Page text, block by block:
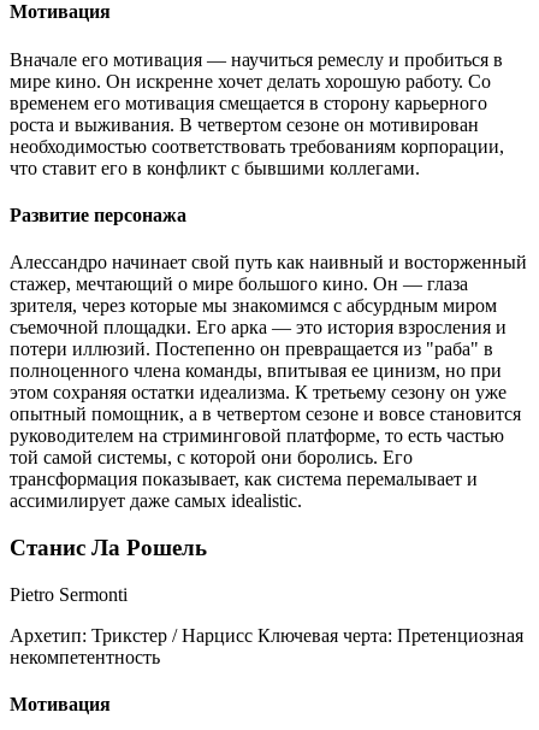
Мотивация
Вначале его мотивация — научиться ремеслу и пробиться в
мире кино. Он искренне хочет делать хорошую работу. Со
временем его мотивация смещается в сторону карьерного
роста и выживания. В четвертом сезоне он мотивирован
необходимостью соответствовать требованиям корпорации,
что ставит его в конфликт с бывшими коллегами.
Развитие персонажа
Алессандро начинает свой путь как наивный и восторженный
стажер, мечтающий о мире большого кино. Он — глаза
зрителя, через которые мы знакомимся с абсурдным миром
съемочной площадки. Его арка — это история взросления и
потери иллюзий. Постепенно он превращается из "раба" в
полноценного члена команды, впитывая ее цинизм, но при
этом сохраняя остатки идеализма. К третьему сезону он уже
опытный помощник, а в четвертом сезоне и вовсе становится
руководителем на стриминговой платформе, то есть частью
той самой системы, с которой они боролись. Его
трансформация показывает, как система перемалывает и
ассимилирует даже самых idealistic.
Станис Ла Рошель
Pietro Sermonti
Архетип: Трикстер / Нарцисс Ключевая черта: Претенциозная
некомпетентность
Мотивация